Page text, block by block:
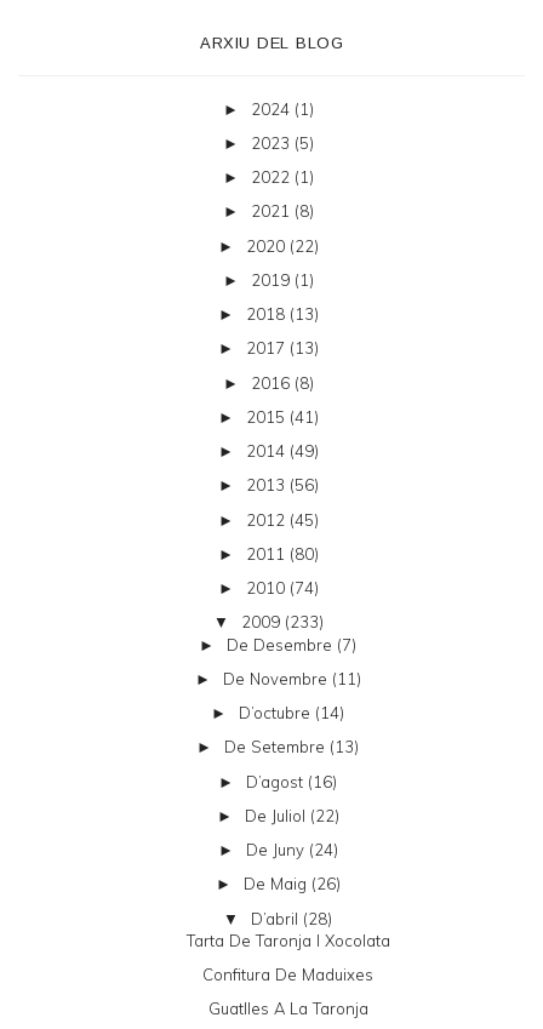
ARXIU DEL BLOG
► 2024 (1)
► 2023 (5)
► 2022 (1)
► 2021 (8)
► 2020 (22)
► 2019 (1)
► 2018 (13)
► 2017 (13)
► 2016 (8)
► 2015 (41)
► 2014 (49)
► 2013 (56)
► 2012 (45)
► 2011 (80)
► 2010 (74)
▼ 2009 (233)
► De Desembre (7)
► De Novembre (11)
► D’octubre (14)
► De Setembre (13)
► D’agost (16)
► De Juliol (22)
► De Juny (24)
► De Maig (26)
▼ D’abril (28)
Tarta De Taronja I Xocolata
Confitura De Maduixes
Guatlles A La Taronja